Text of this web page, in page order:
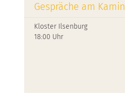
Gespräche am Kamin
Kloster Ilsenburg
18:00 Uhr